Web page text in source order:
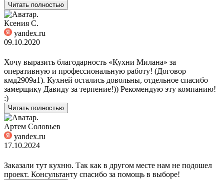
Читать полностью
Ксения С.
yandex.ru
09.10.2020
Хочу выразить благодарность «Кухни Милана» за
оперативную и профессиональную работу! (Договор
кмд2909а1). Кухней остались довольны, отдельное спасибо
замерщику Давиду за терпение!)) Рекомендую эту компанию!
:)
Читать полностью
Артем Соловьев
yandex.ru
17.10.2024
Заказали тут кухню. Так как в другом месте нам не подошел
проект. Консультанту спасибо за помощь в выборе!